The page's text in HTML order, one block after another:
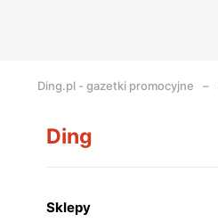
Ding.pl - gazetki promocyjne
Ding
Sklepy